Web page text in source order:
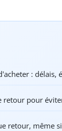
: délais,
pour
retour, même